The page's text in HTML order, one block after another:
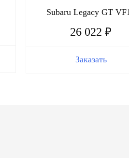
Subaru Legacy GT
26 022 ₽
Заказать